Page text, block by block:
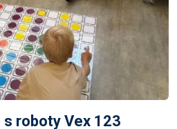
roboty Vex 123